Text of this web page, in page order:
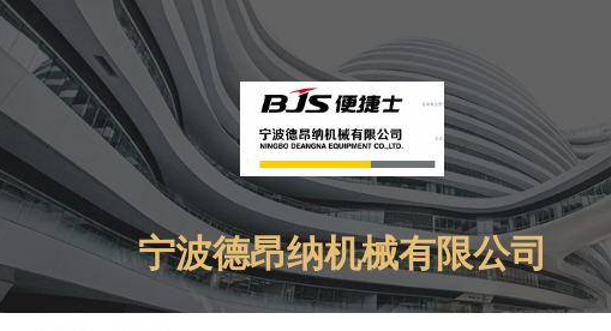
宁波德昂纳机械有限公司